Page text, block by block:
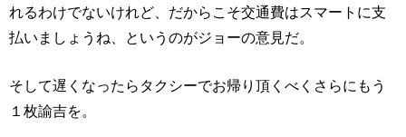
れるわけでないけれど、だからこそ交通費はスマートに支
払いましょうね、というのがジョーの意見だ。
そして遅くなったらタクシーでお帰り頂くべくさらにもう
１枚諭吉を。